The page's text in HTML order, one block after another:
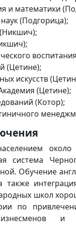
и математики
(Подгорица);
(Цетине);
искусств
(Цетине);
(Котор);
система
Обучение
также
школ
по
и